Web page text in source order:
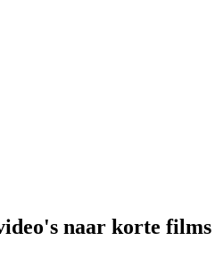
naar korte films